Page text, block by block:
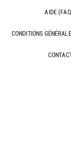
AIDE
CONDITIONS